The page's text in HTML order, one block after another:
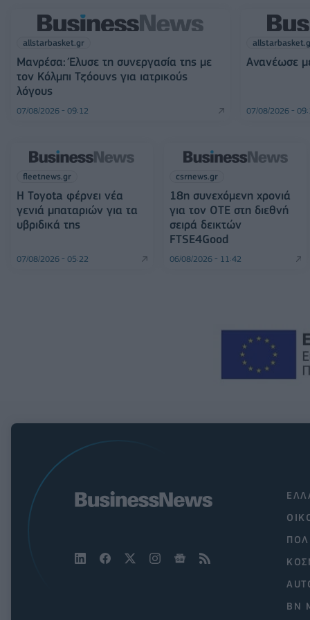
allstarbasket.gr
Μανρέσα: Έλυσε τη συνεργασία της με
τον Κόλμπι Τζόουνς για ιατρικούς
λόγους
07/08/2026 - 09:12
Ανανέωσε
07/08/2026 -
fleetnews.gr
Η Toyota φέρνει νέα
γενιά μπαταριών για τα
υβριδικά της
07/08/2026 - 05:22
csrnews.gr
18η συνεχόμενη χρονιά
για τον ΟΤΕ στη διεθνή
σειρά δεικτών
FTSE4Good
06/08/2026 - 11:42
BN